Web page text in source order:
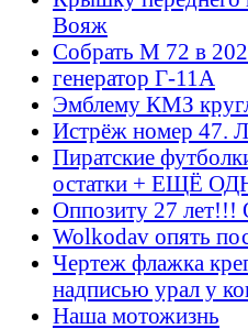
Вояж
Собрать М 72 в
генератор Г-11А
Эмблему КМЗ
Истрёж номер 47.
Пиратские
остатки + ЕЩЁ
Оппозиту 27 лет!!!
Wolkodav опять
Чертеж флажка
надписью урал у
Наша мотожизнь